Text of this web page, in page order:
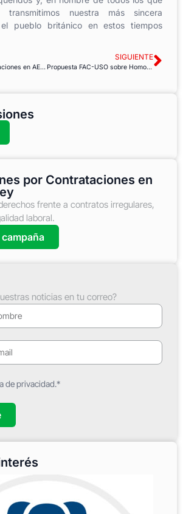
transmitimos nuestra más sincera
pueblo británico en estos tiempos
Anuncio de movilizaciones en AENA por la creación de empleo y la mejora de las condiciones laborales
SIGUIENTE
Propuesta FAC-USO sobre Homologación Retributiva en las AAPP
por Contrataciones en
frente a contratos irregulares,
laboral.
noticias en tu correo?
de privacidad.*